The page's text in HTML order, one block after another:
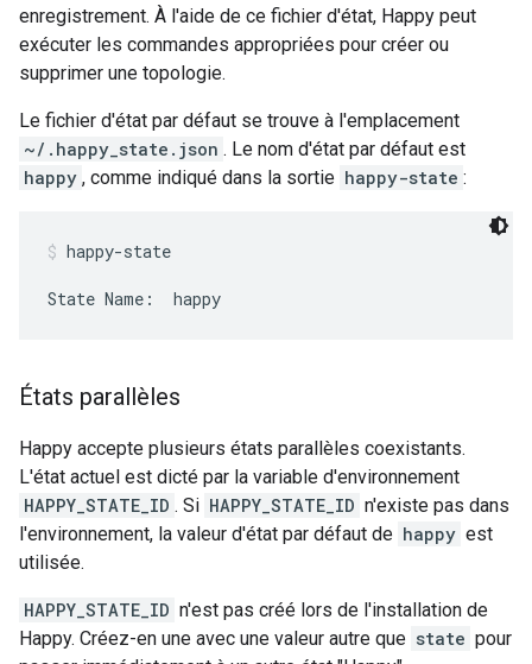
enregistrement. À l'aide de ce fichier d'état, Happy peut
exécuter les commandes appropriées pour créer ou
supprimer une topologie.
Le fichier d'état par défaut se trouve à l'emplacement
~/.happy_state.json . Le nom d'état par défaut est
happy , comme indiqué dans la sortie happy-state :
happy-state
State Name:  happy
États parallèles
Happy accepte plusieurs états parallèles coexistants.
L'état actuel est dicté par la variable d'environnement
HAPPY_STATE_ID . Si HAPPY_STATE_ID n'existe pas dans
l'environnement, la valeur d'état par défaut de happy est
utilisée.
HAPPY_STATE_ID n'est pas créé lors de l'installation de
Happy. Créez-en une avec une valeur autre que state pour